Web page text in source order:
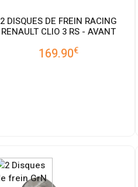
2 DISQUES DE FREIN RACING
RENAULT CLIO 3 RS - AVANT
169.90€